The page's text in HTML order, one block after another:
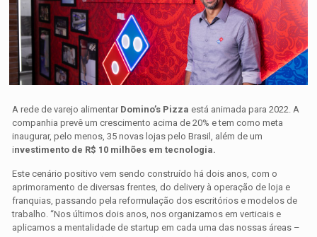
A rede de varejo alimentar Domino’s Pizza está animada para 2022. A
companhia prevê um crescimento acima de 20% e tem como meta
inaugurar, pelo menos, 35 novas lojas pelo Brasil, além de um
investimento de R$ 10 milhões em tecnologia.
Este cenário positivo vem sendo construído há dois anos, com o
aprimoramento de diversas frentes, do delivery à operação de loja e
franquias, passando pela reformulação dos escritórios e modelos de
trabalho. “Nos últimos dois anos, nos organizamos em verticais e
aplicamos a mentalidade de startup em cada uma das nossas áreas –